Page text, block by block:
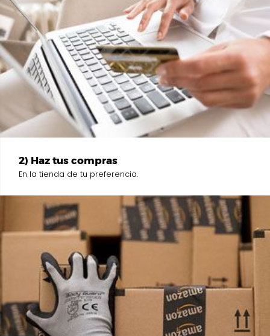
2) Haz tus compras
En la tienda de tu preferencia.